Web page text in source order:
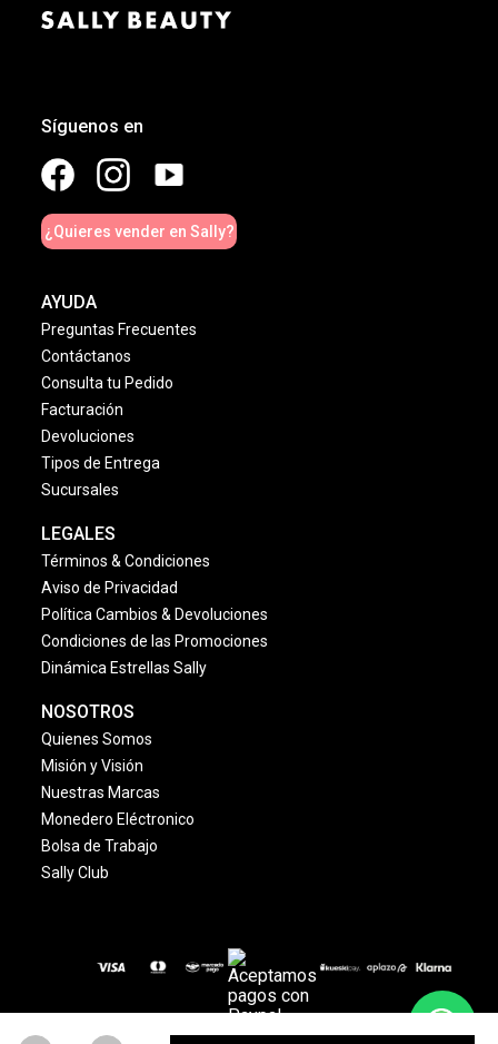
Síguenos en
¿Quieres vender en Sally?
AYUDA
Preguntas Frecuentes
Contáctanos
Consulta tu Pedido
Facturación
Devoluciones
Tipos de Entrega
Sucursales
LEGALES
Términos & Condiciones
Aviso de Privacidad
Política Cambios & Devoluciones
Condiciones de las Promociones
Dinámica Estrellas Sally
NOSOTROS
Quienes Somos
Misión y Visión
Nuestras Marcas
Monedero Eléctronico
Bolsa de Trabajo
Sally Club